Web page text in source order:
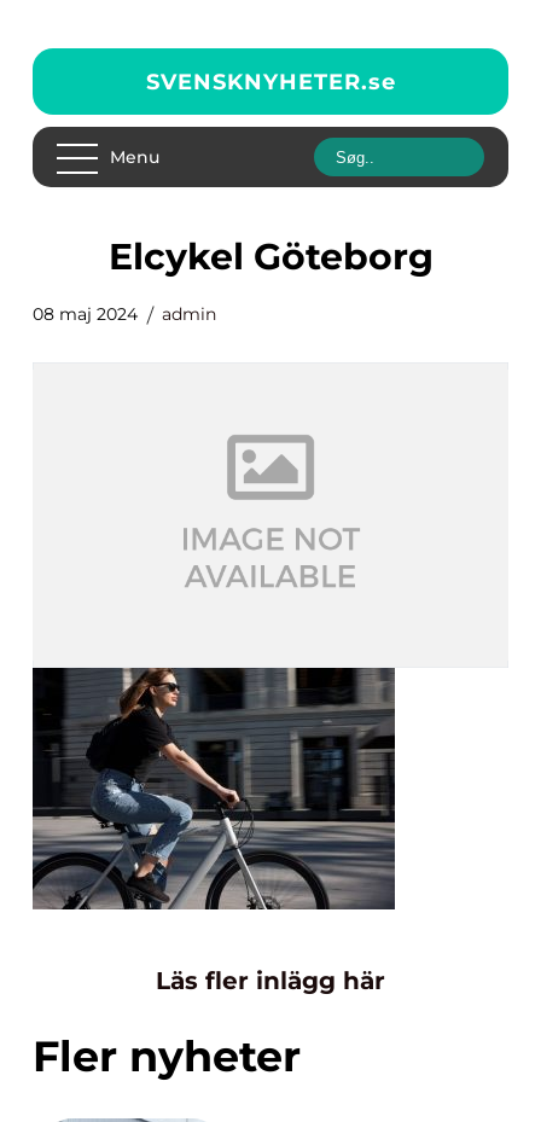
SVENSKNYHETER.se
Menu
Elcykel Göteborg
08 maj 2024 admin
Läs fler inlägg här
Fler nyheter